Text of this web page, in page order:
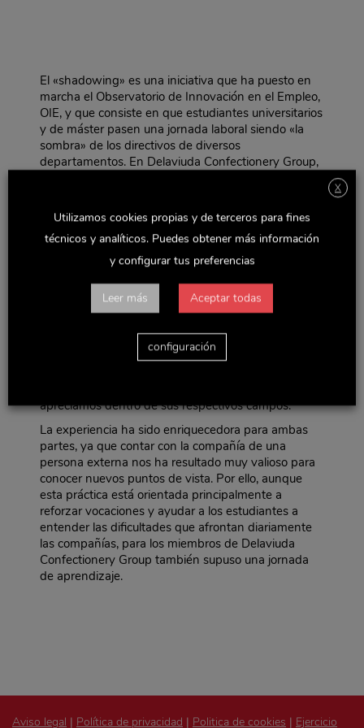
El «shadowing» es una iniciativa que ha puesto en
marcha el Observatorio de Innovación en el Empleo,
OIE, y que consiste en que estudiantes universitarios
y de máster pasen una jornada laboral siendo «la
sombra» de los directivos de diversos
departamentos. En Delaviuda Confectionery Group,
acompañar al personal de los departamentos
Jurídico y Marketing.
estudiantes y los centros educativos es la falta de
conexión entre la vida universitaria y la laboral. El
«shadowing» es una de las prácticas con las que
podemos paliar ese” gap”.
Desde Delaviuda Confectionery Group quisimos
hacer partícipes a estos jóvenes del día a día de
apreciamos dentro de sus respectivos campos.
La experiencia ha sido enriquecedora para ambas
partes, ya que contar con la compañía de una
persona externa nos ha resultado muy valioso para
conocer nuevos puntos de vista. Por ello, aunque
esta práctica está orientada principalmente a
reforzar vocaciones y ayudar a los estudiantes a
entender las dificultades que afrontan diariamente
las compañías, para los miembros de Delaviuda
Confectionery Group también supuso una jornada
de aprendizaje.
Aviso legal | Política de privacidad | Politica de cookies | Ejercicio
X
Utilizamos cookies propias y de terceros para fines
técnicos y analíticos. Puedes obtener más información
y configurar tus preferencias
Leer más Aceptar todas
configuración